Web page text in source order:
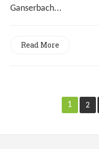
Ganserbach...
Read More
1 2